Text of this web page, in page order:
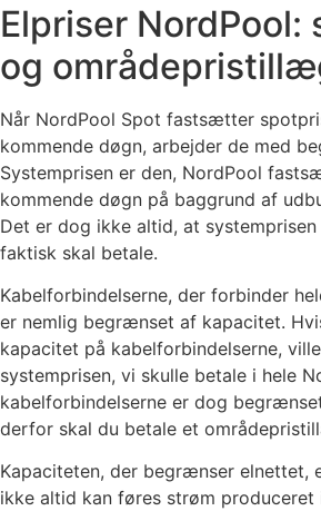
Elpriser NordPool:
og
Når NordPool Spot fastsætter
kommende døgn, arbejder de med
Systemprisen er den, NordPool
kommende døgn på baggrund af
Det er dog ikke altid, at
faktisk skal betale.
Kabelforbindelserne, der forbinder
er nemlig begrænset af kapacitet.
kapacitet på kabelforbindelserne,
systemprisen, vi skulle betale i hele
kabelforbindelserne er dog
derfor skal du betale et
Kapaciteten, der begrænser elnettet,
ikke altid kan føres strøm